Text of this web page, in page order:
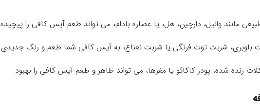
مانند وانیل، دارچین، هل، یا عصاره بادام، می تواند طعم آیس کافی را پیچیده
بلوبری، شربت توت فرنگی یا شربت نعناع، به آیس کافی شما طعم و رنگ جدیدی
رنده شده، پودر کاکائو یا مغزها، می تواند ظاهر و طعم آیس کافی را بهبود